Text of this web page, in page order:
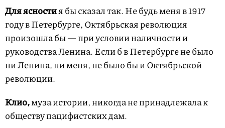
Для ясностия бы сказал так. Не будь меня в 1917
году в Петербурге, Октябрьская революция
произошла бы — при условии наличности и
руководства Ленина. Если б в Петербурге не было
ни Ленина, ни меня, не было бы и Октябрьской
революции.
Клио,муза истории, никогда не принадлежала к
обществу пацифистских дам.